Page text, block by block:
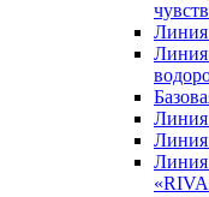
Линия
Линия
Линия
Линия